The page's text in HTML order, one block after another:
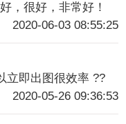
，很好，非常好！
2020-06-03 08:55:25
立即出图很效率 ??
2020-05-26 09:36:53